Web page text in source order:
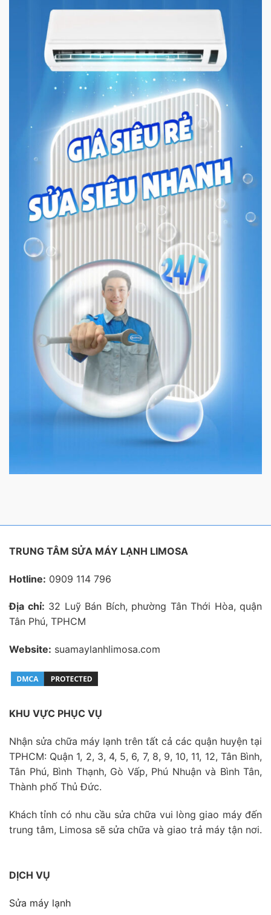
TRUNG TÂM SỬA MÁY LẠNH LIMOSA
Hotline: 0909 114 796
Địa chỉ: 32 Luỹ Bán Bích, phường Tân Thới Hòa, quận
Tân Phú, TPHCM
Website: suamaylanhlimosa.com
KHU VỰC PHỤC VỤ
Nhận sửa chữa máy lạnh trên tất cả các quận huyện tại
TPHCM: Quận 1, 2, 3, 4, 5, 6, 7, 8, 9, 10, 11, 12, Tân Bình,
Tân Phú, Bình Thạnh, Gò Vấp, Phú Nhuận và Bình Tân,
Thành phố Thủ Đức.
Khách tỉnh có nhu cầu sửa chữa vui lòng giao máy đến
trung tâm, Limosa sẽ sửa chữa và giao trả máy tận nơi.
DỊCH VỤ
Sửa máy lạnh